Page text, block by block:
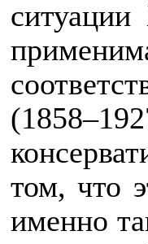
ситуации
том, что
именно